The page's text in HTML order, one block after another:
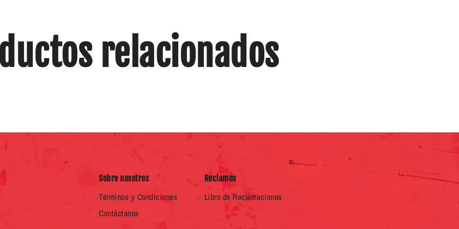
relacionados
Sobre nosotros
Términos y Condiciones
Contáctanos
Reclamos
Libro de Reclamaciones